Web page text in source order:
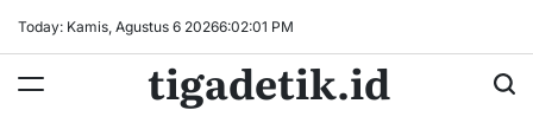
Today: Kamis, Agustus 6 20266:02:02 PM
tigadetik.id